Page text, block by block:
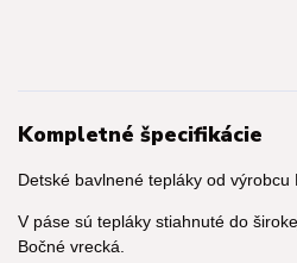
Kompletné špecifikácie
Detské bavlnené tepláky od výrobcu
V páse sú tepláky stiahnuté do
Bočné vrecká.